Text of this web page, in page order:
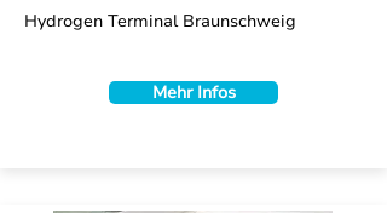
Hydrogen Terminal Braunschweig
Mehr Infos